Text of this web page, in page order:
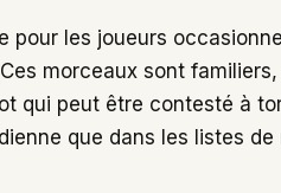
pour les joueurs
morceaux sont
qui peut être contesté à
que dans les listes de